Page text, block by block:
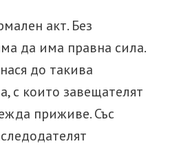
акт. Без
да има правна сила.
до такива
с които завещателят
приживе. Със